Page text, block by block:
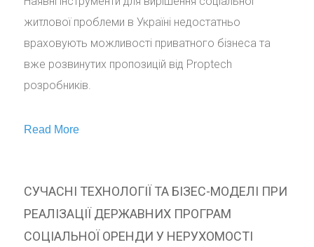
житлової проблеми в Україні недостатньо
враховують можливості приватного бізнеса та
вже розвинутих пропозицій від Proptech
розробників.
Read More
СУЧАСНІ ТЕХНОЛОГІЇ ТА БІЗЕС-МОДЕЛІ ПРИ
РЕАЛІЗАЦІЇ ДЕРЖАВНИХ ПРОГРАМ
СОЦІАЛЬНОЇ ОРЕНДИ У НЕРУХОМОСТІ